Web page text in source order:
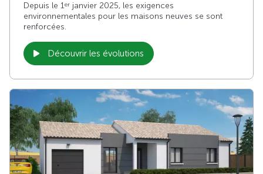
Depuis le 1er janvier 2025, les exigences
environnementales pour les maisons neuves se sont
renforcées.
Découvrir les évolutions